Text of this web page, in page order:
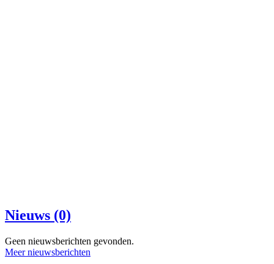
Nieuws (0)
Geen nieuwsberichten gevonden.
Meer nieuwsberichten